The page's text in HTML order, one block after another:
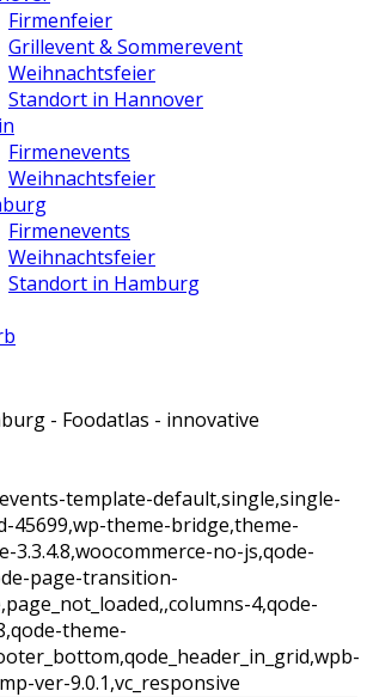
Firmenfeier
Grillevent & Sommerevent
Weihnachtsfeier
Standort in Hannover
Firmenevents
Weihnachtsfeier
Firmenevents
Weihnachtsfeier
Standort in Hamburg
- Foodatlas - innovative
template-default,single,single-
45699,wp-theme-bridge,theme-
3.3.4.8,woocommerce-no-js,qode-
page-transition-
4,qode-
theme-
ver-9.0.1,vc_responsive